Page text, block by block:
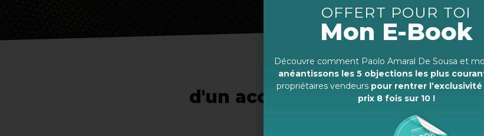
Quelles sont les
d'un accompagnement Le
OFFERT POUR TOI
Mon E-Book
Découvre comment Paolo Amaral De Sousa et
anéantissons les 5 objections les plus
propriétaires vendeurs pour rentrer l’exclusivité
prix 8 fois sur 10 !